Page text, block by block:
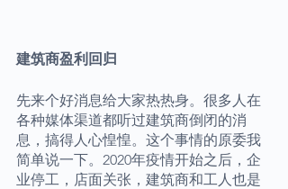
建筑商盈利回归
先来个好消息给大家热热身。很多人在
各种媒体渠道都听过建筑商倒闭的消
息，搞得人心惶惶。这个事情的原委我
简单说一下。2020年疫情开始之后，企
业停工，店面关张，建筑商和工人也是